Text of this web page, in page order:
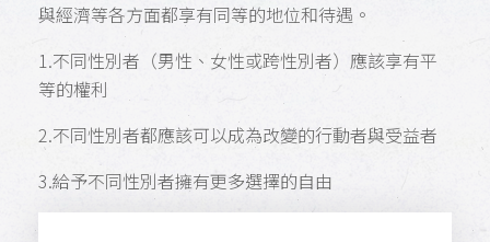
與經濟等各方面都享有同等的地位和待遇。
1.不同性別者（男性、女性或跨性別者）應該享有平
等的權利
2.不同性別者都應該可以成為改變的行動者與受益者
3.給予不同性別者擁有更多選擇的自由